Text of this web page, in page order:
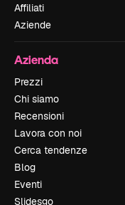
Affiliati
Aziende
Azienda
Prezzi
Chi siamo
Recensioni
Lavora con noi
Cerca tendenze
Blog
Eventi
Slidesgo